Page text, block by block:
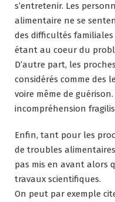
s’entretenir. Les
alimentaire ne se
des difficultés
étant au coeur du
D’autre part, les
considérés comme des
voire même de
incompréhension
Enfin, tant pour les
de troubles
pas mis en avant alors
travaux scientifiques.
On peut par exemple